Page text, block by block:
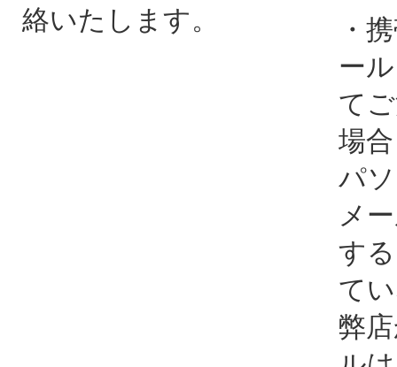
絡いたします。
・
ー
て
場合
パ
メ
す
て
弊